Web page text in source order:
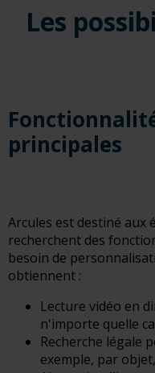
Les
principales
Arcules est destiné aux
recherchent des
besoin de
obtiennent :
Lecture vidéo en
n'importe quelle
Recherche légale
exemple, par